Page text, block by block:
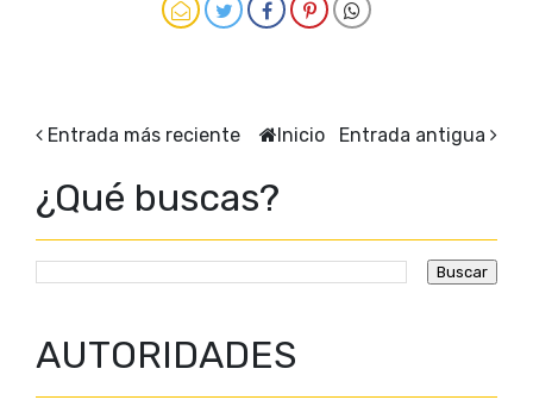
Entrada más reciente Entrada antigua
Inicio
¿Qué buscas?
AUTORIDADES